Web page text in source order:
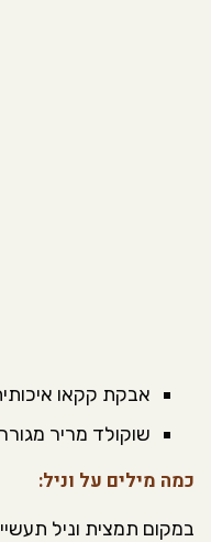
אבקת קקאו
שוקולד מריר
כמה מילים על וניל:
במקום תמצית וניל